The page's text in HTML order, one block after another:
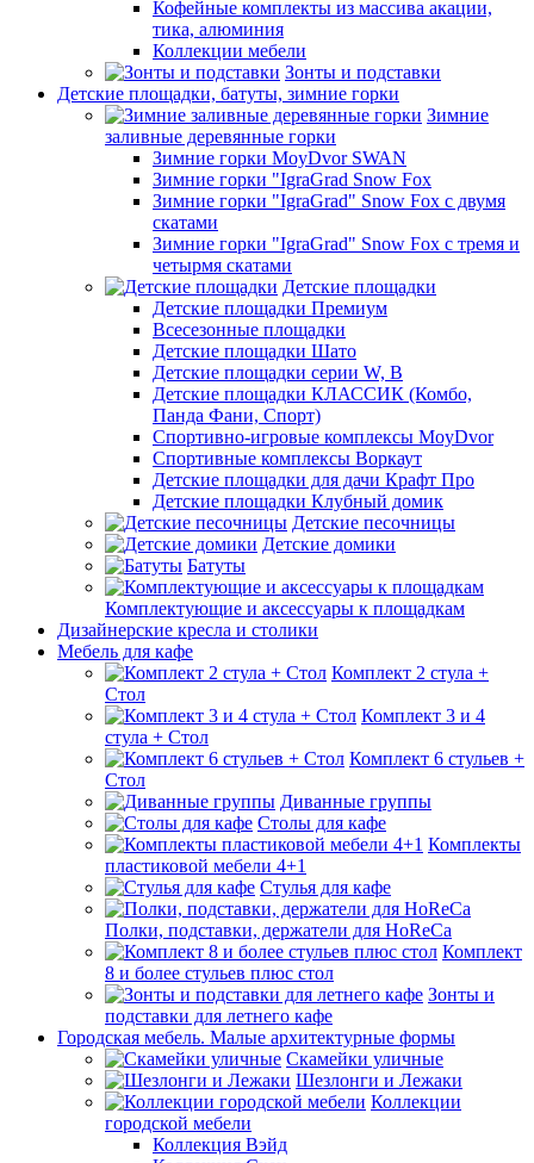
Кофейные комплекты из массива акации,
тика, алюминия
Коллекции мебели
Зонты и подставки
Детские площадки, батуты, зимние горки
Зимние
заливные деревянные горки
Зимние горки MoyDvor SWAN
Зимние горки "IgraGrad Snow Fox
Зимние горки "IgraGrad" Snow Fox с двумя
скатами
Зимние горки "IgraGrad" Snow Fox с тремя и
четырмя скатами
Детские площадки
Детские площадки Премиум
Всесезонные площадки
Детские площадки Шато
Детские площадки серии W, В
Детские площадки КЛАССИК (Комбо,
Панда Фани, Спорт)
Спортивно-игровые комплексы MoyDvor
Спортивные комплексы Воркаут
Детские площадки для дачи Крафт Про
Детские площадки Клубный домик
Детские песочницы
Детские домики
Батуты
Комплектующие и аксессуары к площадкам
Дизайнерские кресла и столики
Мебель для кафе
Комплект 2 стула +
Стол
Комплект 3 и 4
стула + Стол
Комплект 6 стульев +
Стол
Диванные группы
Столы для кафе
Комплекты
пластиковой мебели 4+1
Стулья для кафе
Полки, подставки, держатели для HoReCa
Комплект
8 и более стульев плюс стол
Зонты и
подставки для летнего кафе
Городская мебель. Малые архитектурные формы
Скамейки уличные
Шезлонги и Лежаки
Коллекции
городской мебели
Коллекция Вэйд